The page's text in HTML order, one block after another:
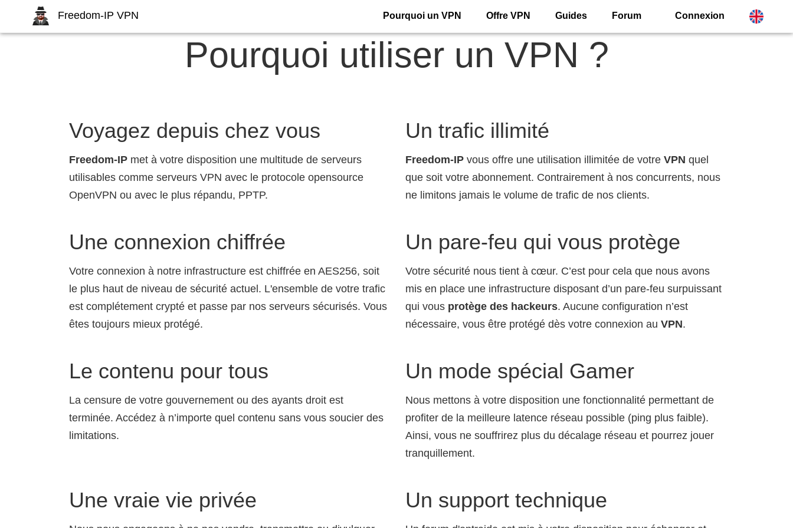
Freedom-IP VPN Pourquoi un VPN Offre VPN Guides Forum Connexion
Pourquoi utiliser un VPN ?
Voyagez depuis chez vous
Freedom-IP met à votre disposition une multitude de serveurs
utilisables comme serveurs VPN avec le protocole opensource
OpenVPN ou avec le plus répandu, PPTP.
Un trafic illimité
Freedom-IP vous offre une utilisation illimitée de votre VPN quel
que soit votre abonnement. Contrairement à nos concurrents, nous
ne limitons jamais le volume de trafic de nos clients.
Une connexion chiffrée
Votre connexion à notre infrastructure est chiffrée en AES256, soit
le plus haut de niveau de sécurité actuel. L'ensemble de votre trafic
est complétement crypté et passe par nos serveurs sécurisés. Vous
êtes toujours mieux protégé.
Un pare-feu qui vous protège
Votre sécurité nous tient à cœur. C’est pour cela que nous avons
mis en place une infrastructure disposant d’un pare-feu surpuissant
qui vous protège des hackeurs. Aucune configuration n’est
nécessaire, vous être protégé dès votre connexion au VPN.
Le contenu pour tous
La censure de votre gouvernement ou des ayants droit est
terminée. Accédez à n’importe quel contenu sans vous soucier des
limitations.
Un mode spécial Gamer
Nous mettons à votre disposition une fonctionnalité permettant de
profiter de la meilleure latence réseau possible (ping plus faible).
Ainsi, vous ne souffrirez plus du décalage réseau et pourrez jouer
tranquillement.
Une vraie vie privée Un support technique